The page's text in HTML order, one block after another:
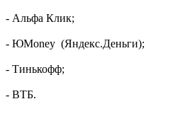
- Альфа Клик;
- ЮMoney (Яндекс.Деньги);
- Тинькофф;
- ВТБ.